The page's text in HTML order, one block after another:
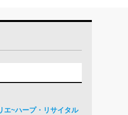
エ~ハープ・リサイタル